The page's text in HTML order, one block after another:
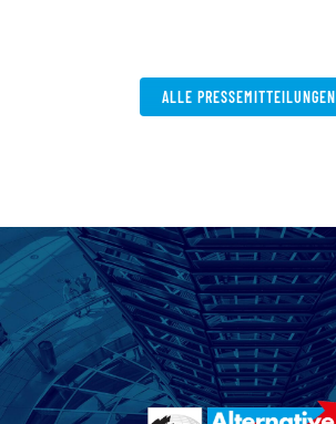
ALLE PRESSEMITTEILUNGEN